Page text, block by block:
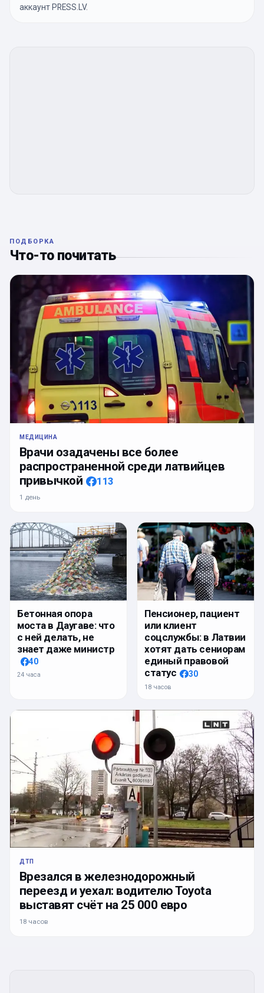
аккаунт PRESS.LV.
ПОДБОРКА
Что-то почитать
МЕДИЦИНА
Врачи озадачены все более
распространенной среди латвийцев
привычкой
113
1 день
Бетонная опора
моста в Даугаве: что
с ней делать, не
знает даже министр
40
24 часа
Пенсионер, пациент
или клиент
соцслужбы: в Латвии
хотят дать сениорам
единый правовой
статус
30
18 часов
ДТП
Врезался в железнодорожный
переезд и уехал: водителю Toyota
выставят счёт на 25 000 евро
18 часов